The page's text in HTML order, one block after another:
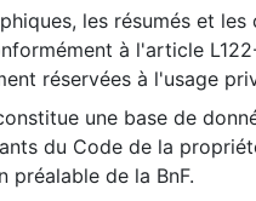
les résumés et
à l'article
réservées à l'usage
une base de
du Code de la
préalable de la BnF.